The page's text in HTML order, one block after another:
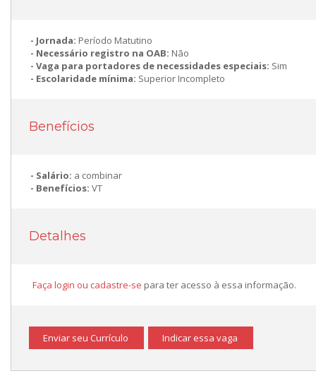
Jornada: Período Matutino
Necessário registro na OAB: Não
Vaga para portadores de necessidades especiais: Sim
Escolaridade mínima: Superior Incompleto
Benefícios
Salário: a combinar
Benefícios: VT
Detalhes
Faça login ou cadastre-se para ter acesso à essa informação.
Enviar seu Currículo Indicar essa vaga